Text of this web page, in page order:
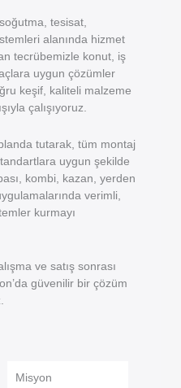
tesisat,
alanında hizmet
tecrübemizle konut, iş
uygun çözümler
keşif, kaliteli malzeme
çalışıyoruz.
tutarak, tüm montaj
uygun şekilde
kombi, kazan, yerden
verimli,
kurmayı
ve satış sonrası
güvenilir bir çözüm
Misyon